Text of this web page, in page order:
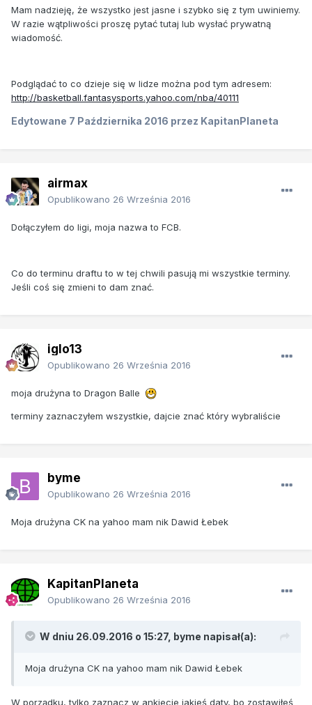
Mam nadzieję, że wszystko jest jasne i szybko się z tym uwiniemy.
W razie wątpliwości proszę pytać tutaj lub wysłać prywatną
wiadomość.
Podglądać to co dzieje się w lidze można pod tym adresem:
http://basketball.fantasysports.yahoo.com/nba/40111
Edytowane 7 Października 2016 przez KapitanPlaneta
airmax
Opublikowano 26 Września 2016
Dołączyłem do ligi, moja nazwa to FCB.
Co do terminu draftu to w tej chwili pasują mi wszystkie terminy.
Jeśli coś się zmieni to dam znać.
iglo13
Opublikowano 26 Września 2016
moja drużyna to Dragon Balle
terminy zaznaczyłem wszystkie, dajcie znać który wybraliście
byme
Opublikowano 26 Września 2016
Moja drużyna CK na yahoo mam nik Dawid Łebek
KapitanPlaneta
Opublikowano 26 Września 2016
W dniu 26.09.2016 o 15:27, byme napisał(a):
Moja drużyna CK na yahoo mam nik Dawid Łebek
W porządku, tylko zaznacz w ankiecie jakieś daty, bo zostawiłeś